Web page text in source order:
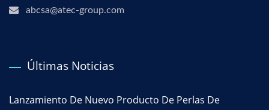
abcsa@atec-group.com
Últimas Noticias
Lanzamiento De Nuevo Producto De Perlas De